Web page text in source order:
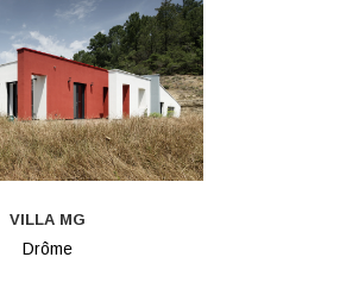
VILLA MG
Drôme